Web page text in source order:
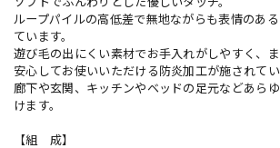
ループパイルの高低差で無地ながらも表情のあ
ています。
遊び毛の出にくい素材でお手入れがしやすく、
安心してお使いいただける防炎加工が施されてい
廊下や玄関、キッチンやベッドの足元などあら
けます。
【組 成】